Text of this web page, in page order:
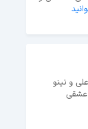
و نینو
عشقی